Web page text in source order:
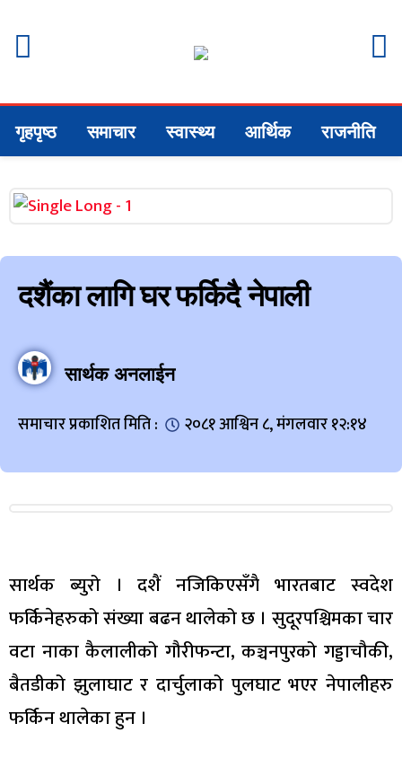
गृहपृष्ठ समाचार स्वास्थ्य आर्थिक राजनीति
दशैंका लागि घर फर्किदै नेपाली
सार्थक अनलाईन
समाचार प्रकाशित मिति : २०८१ आश्विन ८, मंगलवार १२:१४
सार्थक ब्युरो । दशैं नजिकिएसँगै भारतबाट स्वदेश
फर्किनेहरुको संख्या बढन थालेको छ । सुदूरपश्चिमका चार
वटा नाका कैलालीको गौरीफन्टा, कञ्चनपुरको गड्डाचौकी,
बैतडीको झुलाघाट र दार्चुलाको पुलघाट भएर नेपालीहरु
फर्किन थालेका हुन ।